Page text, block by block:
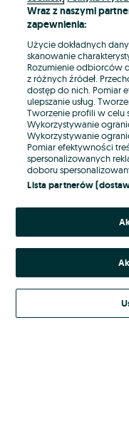
E-mail
Hasło
Nie pamiętasz hasła?
Kontynuując za
Regulamin
Wraz z naszymi
zapewnienia:
Użycie dokładnych
skanowanie
Rozumienie odbiorców
z różnych źródeł.
dostęp do nich. Pomiar
ulepszanie usług.
Tworzenie profili w celu
Wykorzystywanie
Wykorzystywanie
Pomiar efektywności
spersonalizowanych
doboru
Lista partnerów